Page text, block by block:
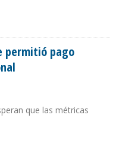
permitió pago
que las métricas